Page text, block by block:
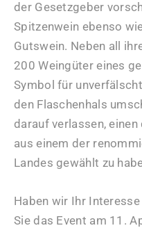
der Gesetzgeber
Spitzenwein ebenso
Gutswein. Neben all
200 Weingüter eines
Symbol für
den Flaschenhals
darauf verlassen,
aus einem der
Landes gewählt zu
Haben wir Ihr
Sie das Event am 11.